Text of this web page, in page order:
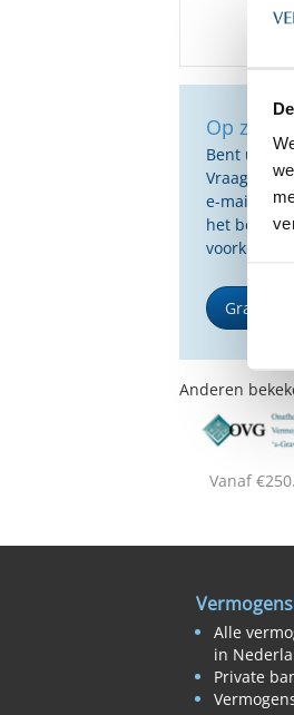
Op zoek
Bent u op
Vraag dan
e-mail
het beste
voorkeuren.
Gratis
Anderen
Vanaf
Alle
in
Private